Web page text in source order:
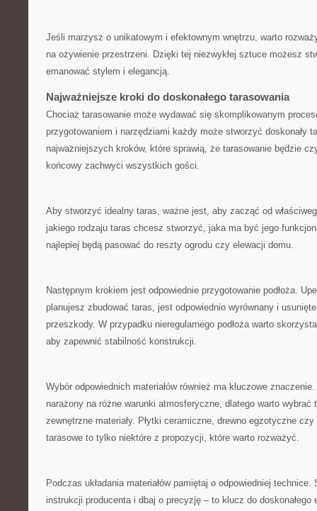
Jeśli marzysz o unikatowym i efektownym wnętrzu, ⁣warto
na ożywienie przestrzeni. Dzięki tej niezwykłej sztuce możesz
emanować stylem i elegancją.
Najważniejsze kroki do⁢ doskonałego tarasowania
Chociaż tarasowanie może wydawać się skomplikowanym
‌przygotowaniem i narzędziami⁣ każdy może​ stworzyć doskonały
najważniejszych kroków, które‍ sprawią, że tarasowanie będzie
końcowy ‍zachwyci wszystkich​ gości.
Aby stworzyć idealny taras, ⁢ważne ​jest, ‌aby zacząć od
jakiego rodzaju taras chcesz stworzyć, jaka ma być jego
najlepiej będą pasować do reszty ogrodu czy elewacji ⁢domu.
Następnym krokiem jest odpowiednie przygotowanie podłoża.
planujesz zbudować taras, jest odpowiednio wyrównany i
przeszkody. W przypadku nieregularnego podłoża warto
aby zapewnić stabilność konstrukcji.
Wybór⁢ odpowiednich materiałów również ma kluczowe
narażony na różne warunki atmosferyczne,⁣ dlatego warto wybrać
zewnętrzne ⁢materiały. Płytki⁤ ceramiczne, drewno egzotyczne
tarasowe to tylko niektóre ‌z propozycji, które⁣ warto rozważyć.
Podczas układania materiałów⁣ pamiętaj o odpowiedniej
instrukcji producenta i dbaj o ⁢precyzję – to klucz do doskonałego